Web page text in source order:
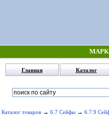
Главная Каталог
Каталог товаров → 6.7 Сейфы → 6.7.9